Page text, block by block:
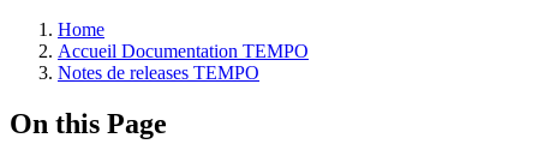
Home
Accueil Documentation TEMPO
Notes de releases TEMPO
On this Page